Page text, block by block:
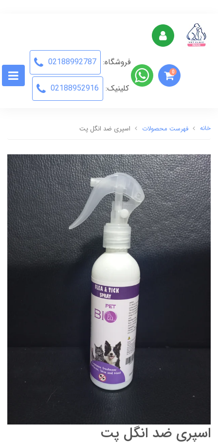
0
فروشگاه: 02188992787
کلینیک: 02188952916
خانه فهرست محصولات اسپری ضد انگل پت
اسپری ضد انگل پت